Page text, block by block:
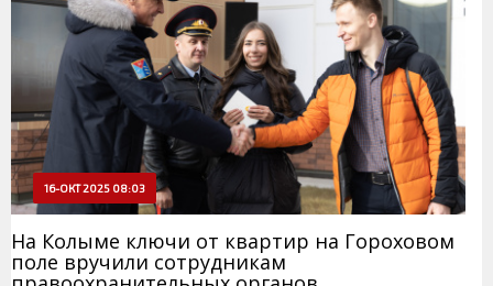
16-ОКТ 2025 08:03
На Колыме ключи от квартир на Гороховом
поле вручили сотрудникам